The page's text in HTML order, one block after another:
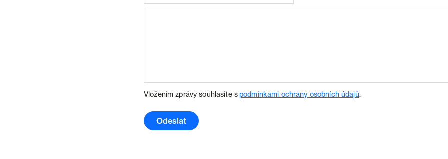
Vložením zprávy souhlasíte spodmínkami ochrany osobních údajů.
Odeslat